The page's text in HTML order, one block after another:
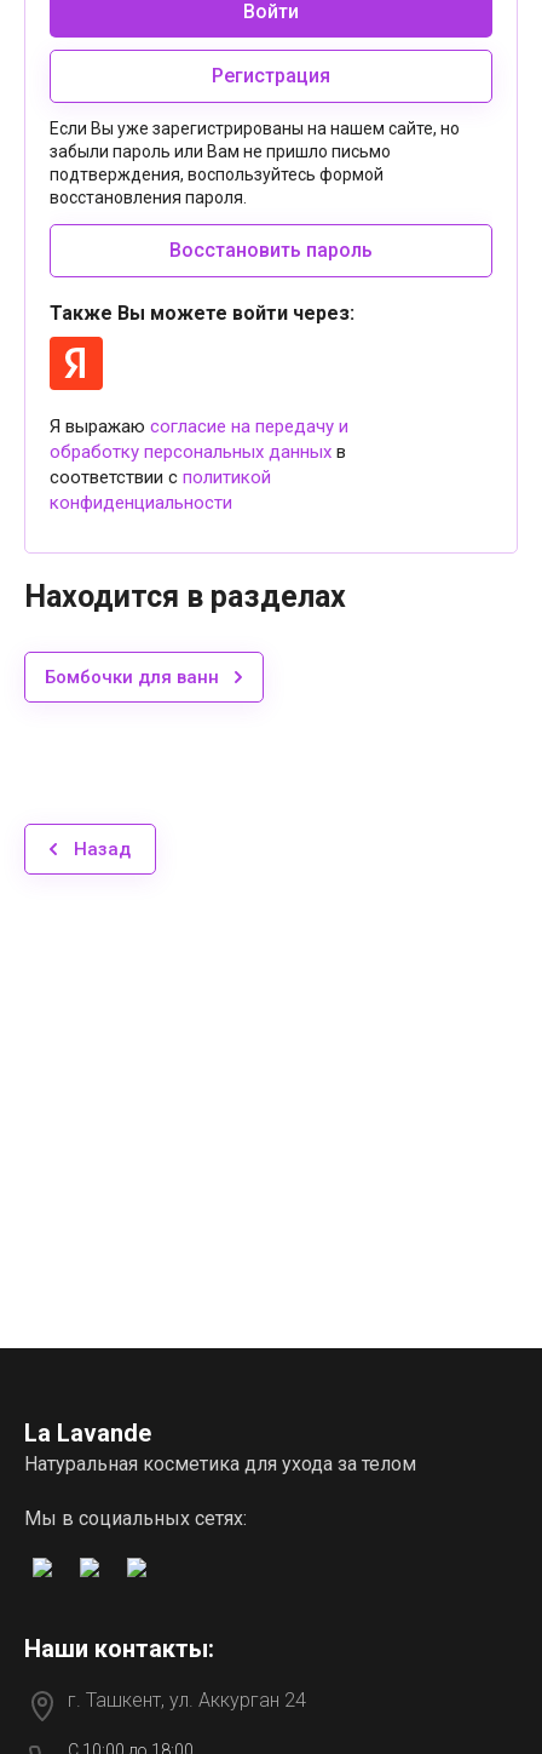
Войти
Регистрация
Если Вы уже зарегистрированы на нашем сайте, но
забыли пароль или Вам не пришло письмо
подтверждения, воспользуйтесь формой
восстановления пароля.
Восстановить пароль
Также Вы можете войти через:
Я выражаю согласие на передачу и
обработку персональных данных в
соответствии с политикой
конфиденциальности
Находится в разделах
Бомбочки для ванн
Назад
La Lavande
Натуральная косметика для ухода за телом
Мы в социальных сетях:
Наши контакты:
г. Ташкент, ул. Аккурган 24